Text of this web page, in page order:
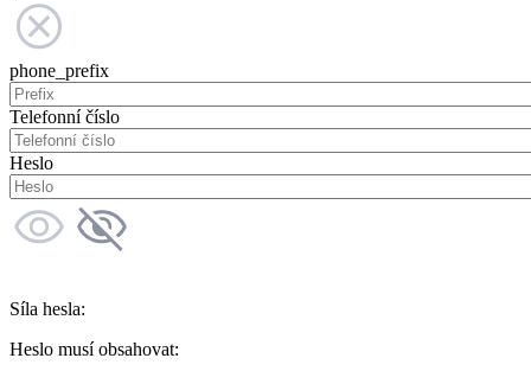
phone_prefix
Telefonní číslo
Heslo
Síla hesla:
Heslo musí obsahovat: